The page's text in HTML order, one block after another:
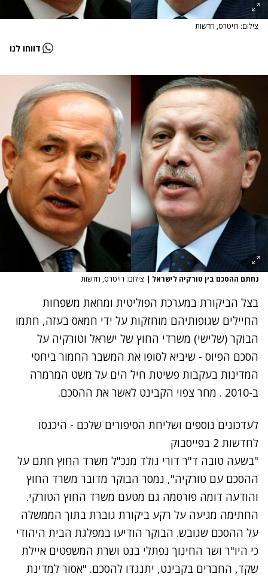
צילום: רויטרס, חדשות
דווחו לנו
נחתם ההסכם בין טורקיה לישראל | צילום: רויטרס, חדשות
בצל הביקורת במערכת הפוליטית ומחאת משפחות
החיילים שגופותיהם מוחזקות על ידי חמאס בעזה, חתמו
הבוקר (שלישי) משרדי החוץ של ישראל וטורקיה על
הסכם הפיוס - שיביא לסופו את המשבר החמור ביחסי
המדינות בעקבות פשיטת חיל הים על משט המרמרה
ב-2010 . מחר צפוי הקבינט לאשר את ההסכם.
לעדכונים נוספים ושליחת הסיפורים שלכם - היכנסו
לחדשות 2 בפייסבוק
"בשעה טובה ד"ר דורי גולד מנכ"ל משרד החוץ חתם על
ההסכם עם טורקיה", נמסר הבוקר מדובר משרד החוץ
והודעה דומה פורסמה גם מטעם משרד החוץ הטורקי.
החתימה מגיעה על רקע ביקורת גוברת בתוך הממשלה
על ההסכם שגובש. הבוקר הודיעו במפלגת הבית היהודי
כי היו"ר ושר החינוך נפתלי בנט ושרת המשפטים איילת
שקד, החברים בקבינט, יתנגדו להסכם. "אסור למדינת